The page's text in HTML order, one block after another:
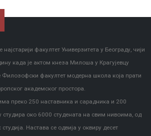
факултет Универзитета у Београду, чији
када је актом кнеза Милоша у Крагујевцу
Филозофски факултет модерна школа која прати
академског простора.
преко 250 наставника и сарадника и 200
око 6000 студената на свим нивоима, од
Настава се одвија у оквиру десет